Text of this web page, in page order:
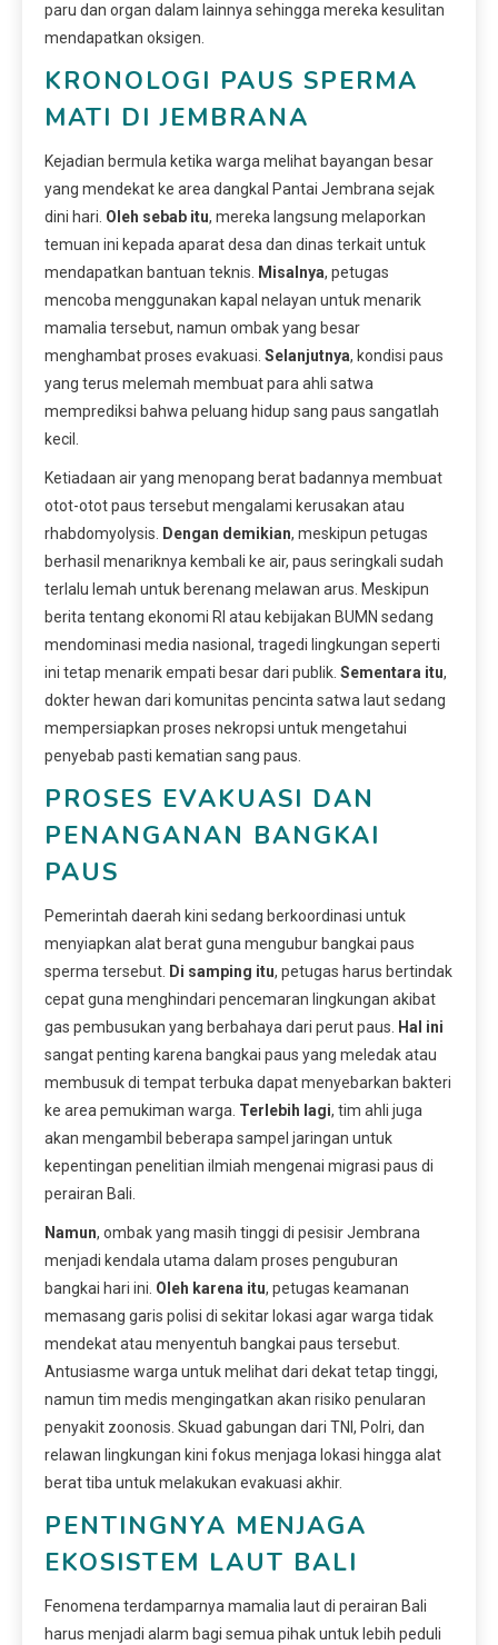
paru dan organ dalam lainnya sehingga mereka kesulitan
mendapatkan oksigen.
KRONOLOGI PAUS SPERMA
MATI DI JEMBRANA
Kejadian bermula ketika warga melihat bayangan besar
yang mendekat ke area dangkal Pantai Jembrana sejak
dini hari. Oleh sebab itu, mereka langsung melaporkan
temuan ini kepada aparat desa dan dinas terkait untuk
mendapatkan bantuan teknis. Misalnya, petugas
mencoba menggunakan kapal nelayan untuk menarik
mamalia tersebut, namun ombak yang besar
menghambat proses evakuasi. Selanjutnya, kondisi paus
yang terus melemah membuat para ahli satwa
memprediksi bahwa peluang hidup sang paus sangatlah
kecil.
Ketiadaan air yang menopang berat badannya membuat
otot-otot paus tersebut mengalami kerusakan atau
rhabdomyolysis. Dengan demikian, meskipun petugas
berhasil menariknya kembali ke air, paus seringkali sudah
terlalu lemah untuk berenang melawan arus. Meskipun
berita tentang ekonomi RI atau kebijakan BUMN sedang
mendominasi media nasional, tragedi lingkungan seperti
ini tetap menarik empati besar dari publik. Sementara itu,
dokter hewan dari komunitas pencinta satwa laut sedang
mempersiapkan proses nekropsi untuk mengetahui
penyebab pasti kematian sang paus.
PROSES EVAKUASI DAN
PENANGANAN BANGKAI
PAUS
Pemerintah daerah kini sedang berkoordinasi untuk
menyiapkan alat berat guna mengubur bangkai paus
sperma tersebut. Di samping itu, petugas harus bertindak
cepat guna menghindari pencemaran lingkungan akibat
gas pembusukan yang berbahaya dari perut paus. Hal ini
sangat penting karena bangkai paus yang meledak atau
membusuk di tempat terbuka dapat menyebarkan bakteri
ke area pemukiman warga. Terlebih lagi, tim ahli juga
akan mengambil beberapa sampel jaringan untuk
kepentingan penelitian ilmiah mengenai migrasi paus di
perairan Bali.
Namun, ombak yang masih tinggi di pesisir Jembrana
menjadi kendala utama dalam proses penguburan
bangkai hari ini. Oleh karena itu, petugas keamanan
memasang garis polisi di sekitar lokasi agar warga tidak
mendekat atau menyentuh bangkai paus tersebut.
Antusiasme warga untuk melihat dari dekat tetap tinggi,
namun tim medis mengingatkan akan risiko penularan
penyakit zoonosis. Skuad gabungan dari TNI, Polri, dan
relawan lingkungan kini fokus menjaga lokasi hingga alat
berat tiba untuk melakukan evakuasi akhir.
PENTINGNYA MENJAGA
EKOSISTEM LAUT BALI
Fenomena terdamparnya mamalia laut di perairan Bali
harus menjadi alarm bagi semua pihak untuk lebih peduli